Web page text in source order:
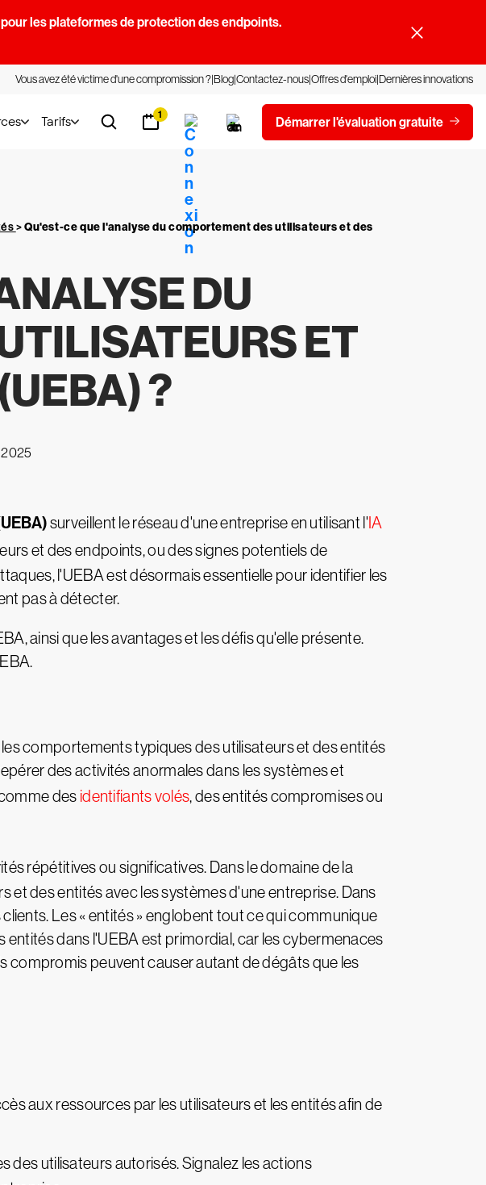
les plateformes de protection des endpoints.
Vous avez été victime d'une compromission ?BlogContactez-nousOffres d'emploiDernières innovations
Tarifs 1 Démarrer l'évaluation gratuite
>Qu'est-ce que l'analyse du comportement des utilisateurs et des
DU
ET
?
surveillent le réseau d'une entreprise en utilisant l' IA
et des endpoints, ou des signes potentiels de
l'UEBA est désormais essentielle pour identifier les
pas à détecter.
ainsi que les avantages et les défis qu'elle présente.
comportements typiques des utilisateurs et des entités
des activités anormales dans les systèmes et
des identifiants volés, des entités compromises ou
répétitives ou significatives. Dans le domaine de la
et des entités avec les systèmes d'une entreprise. Dans
Les « entités » englobent tout ce qui communique
entités dans l'UEBA est primordial, car les cybermenaces
compromis peuvent causer autant de dégâts que les
aux ressources par les utilisateurs et les entités afin de
des utilisateurs autorisés. Signalez les actions